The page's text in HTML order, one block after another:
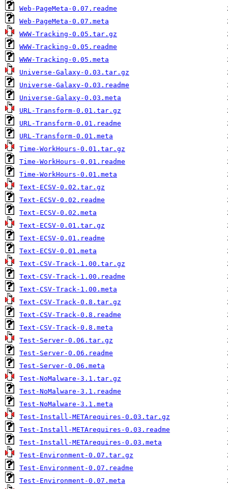
Web-PageMeta-0.07.readme
Web-PageMeta-0.07.meta
WWW-Tracking-0.05.tar.gz
WWW-Tracking-0.05.readme
WWW-Tracking-0.05.meta
Universe-Galaxy-0.03.tar.gz
Universe-Galaxy-0.03.readme
Universe-Galaxy-0.03.meta
URL-Transform-0.01.tar.gz
URL-Transform-0.01.readme
URL-Transform-0.01.meta
Time-WorkHours-0.01.tar.gz
Time-WorkHours-0.01.readme
Time-WorkHours-0.01.meta
Text-ECSV-0.02.tar.gz
Text-ECSV-0.02.readme
Text-ECSV-0.02.meta
Text-ECSV-0.01.tar.gz
Text-ECSV-0.01.readme
Text-ECSV-0.01.meta
Text-CSV-Track-1.00.tar.gz
Text-CSV-Track-1.00.readme
Text-CSV-Track-1.00.meta
Text-CSV-Track-0.8.tar.gz
Text-CSV-Track-0.8.readme
Text-CSV-Track-0.8.meta
Test-Server-0.06.tar.gz
Test-Server-0.06.readme
Test-Server-0.06.meta
Test-NoMalware-3.1.tar.gz
Test-NoMalware-3.1.readme
Test-NoMalware-3.1.meta
Test-Install-METArequires-0.03.tar.gz
Test-Install-METArequires-0.03.readme
Test-Install-METArequires-0.03.meta
Test-Environment-0.07.tar.gz
Test-Environment-0.07.readme
Test-Environment-0.07.meta